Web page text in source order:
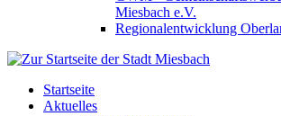
Miesbach e.V.
Regionalentwicklung
Startseite
Aktuelles